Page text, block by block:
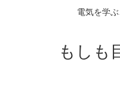
電気を学
もしも